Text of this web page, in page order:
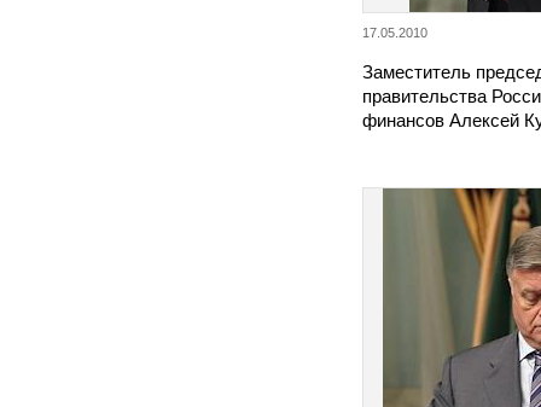
17.05.2010
Заместитель
правительства
финансов Алексей